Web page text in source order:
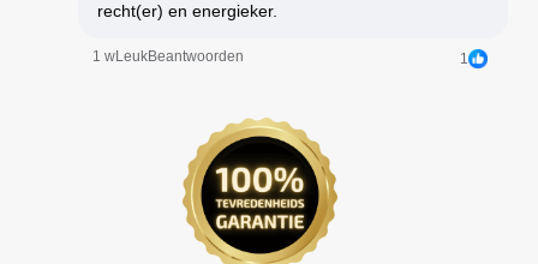
recht(er) en energieker.
1 wLeukBeantwoorden 1